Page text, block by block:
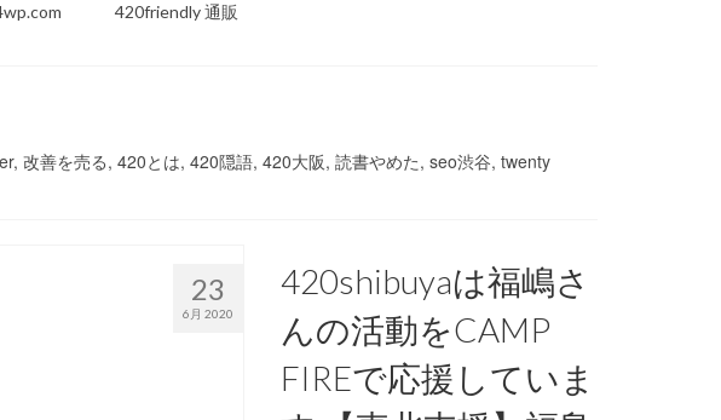
420friendly 通販
改善を売る, 420とは, 420隠語, 420大阪, 読書やめた, seo渋谷, twenty
23
6月 2020
420shibuyaは福嶋さ
んの活動をCAMP
FIREで応援していま